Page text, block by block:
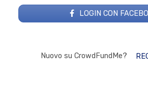
LOGIN CON
Nuovo su CrowdFundMe?